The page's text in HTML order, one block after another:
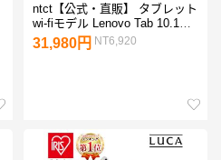
ntct【公式・直販】 タブレット
wi-fiモデル Lenovo Tab 10.1イ
ンチ タッチパネル付き
MediaTek Helio G85 4GB
31,980円 NT6,920